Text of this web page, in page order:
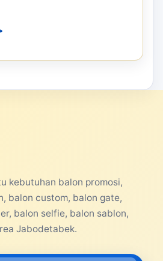
kebutuhan balon promosi,
balon custom, balon gate,
balon selfie, balon sablon,
Jabodetabek.